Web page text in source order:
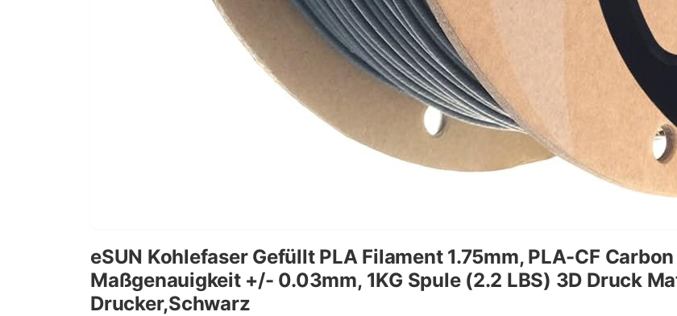
eSUN Kohlefaser Gefüllt PLA Filament 1.75mm, PLA-CF
Maßgenauigkeit +/- 0.03mm, 1KG Spule (2.2 LBS) 3D Druck
Drucker,Schwarz